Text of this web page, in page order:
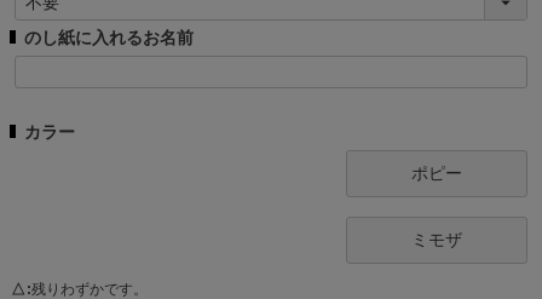
必
須
のし紙に入れるお名前
カラー
ポピー
ミモザ
△ 残りわずかです。